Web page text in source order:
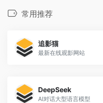
常用推荐
追影猫
最新在线观影网站
DeepSeek
AI对话大型语言模型